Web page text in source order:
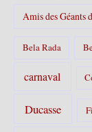
Amis des Géants
Bela Rada
carnaval
Ducasse